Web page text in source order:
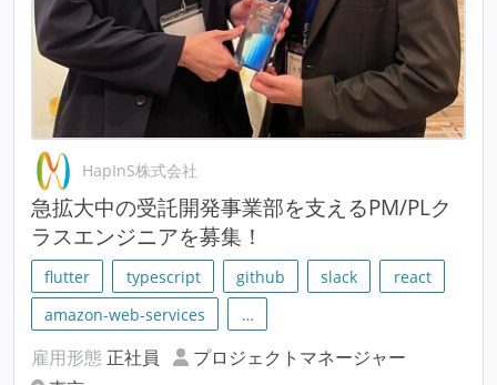
HapInS株式会社
急拡大中の受託開発事業部を支えるPM/PLク
ラスエンジニアを募集！
flutter typescript github slack
react
amazon-web-services
…
雇用形態 正社員
プロジェクトマネージャー